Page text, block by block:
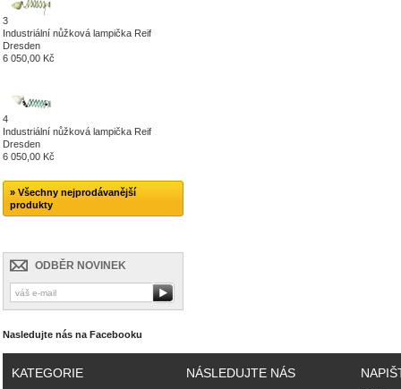
3
Industriální nůžková lampička Reif
Dresden
6 050,00 Kč
4
Industriální nůžková lampička Reif
Dresden
6 050,00 Kč
» Všechny nejprodávanější
produkty
ODBĚR NOVINEK
Nasledujte nás na Facebooku
KATEGORIE NÁSLEDUJTE NÁS